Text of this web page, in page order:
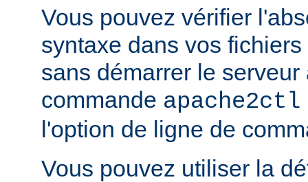
Vous pouvez vérifier
syntaxe dans vos
sans démarrer le
commande
l'option de ligne de
Vous pouvez utiliser la